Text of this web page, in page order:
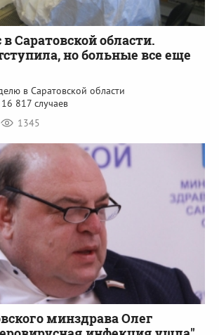
Саратовской области.
но больные все еще
в Саратовской области
817 случаев
1345
минздрава Олег